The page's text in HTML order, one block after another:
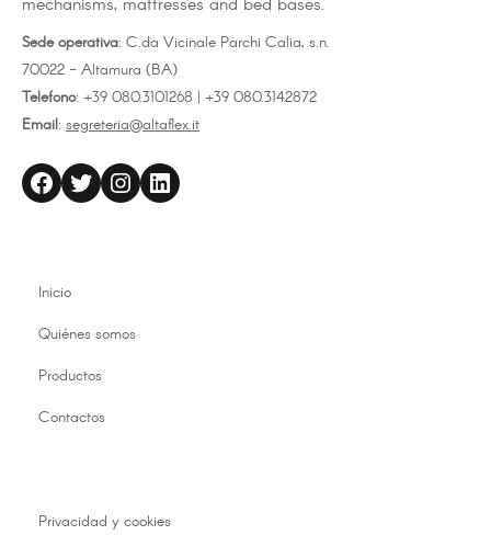
mechanisms, mattresses and bed bases.
Sede operativa: C.da Vicinale Parchi Calia, s.n.
70022 - Altamura (BA)
Telefono: +39 080.3101268 | +39 080.3142872
Email: segreteria@altaflex.it
altaflex Twitter Instagram LinkedIn
Inicio
Quiénes somos
Productos
Contactos
Privacidad y cookies